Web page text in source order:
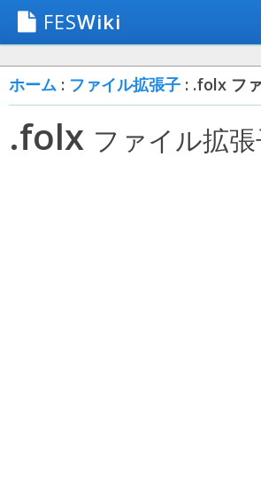
FESWiki
ホーム : ファイル拡張子 : .folx フ
.folx ファイル拡